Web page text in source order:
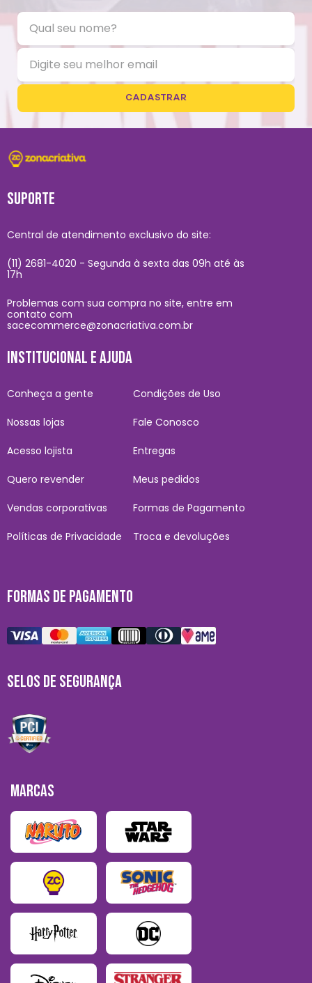
CADASTRAR
SUPORTE
Central de atendimento exclusivo do site:
(11) 2681-4020 - Segunda à sexta das 09h até às
17h
Problemas com sua compra no site, entre em
contato com
sacecommerce@zonacriativa.com.br
INSTITUCIONAL E AJUDA
Conheça a gente
Nossas lojas
Acesso lojista
Quero revender
Vendas corporativas
Políticas de Privacidade
Condições de Uso
Fale Conosco
Entregas
Meus pedidos
Formas de Pagamento
Troca e devoluções
FORMAS DE PAGAMENTO
SELOS DE SEGURANÇA
MARCAS